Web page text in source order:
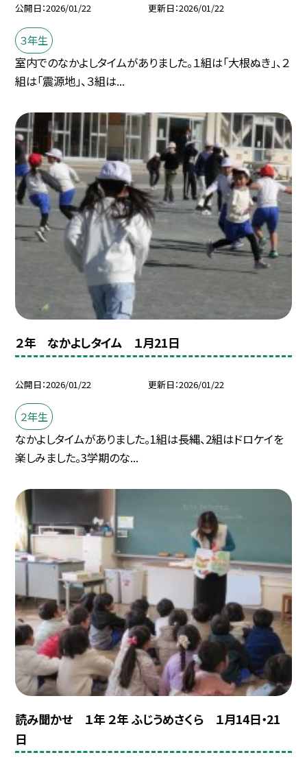
公開日 2026/01/22 更新日 2026/01/22
３年生
室内でのなかよしタイムがありました。１組は「大根ぬき」、２
組は「震源地」、３組は...
２年 なかよしタイム １月21日
公開日 2026/01/22 更新日 2026/01/22
２年生
なかよしタイムがありました。1組は長縄、2組はドロケイを
楽しみました。3学期のな...
読み聞かせ １年 ２年 ふじうめさくら １月14日・21
日